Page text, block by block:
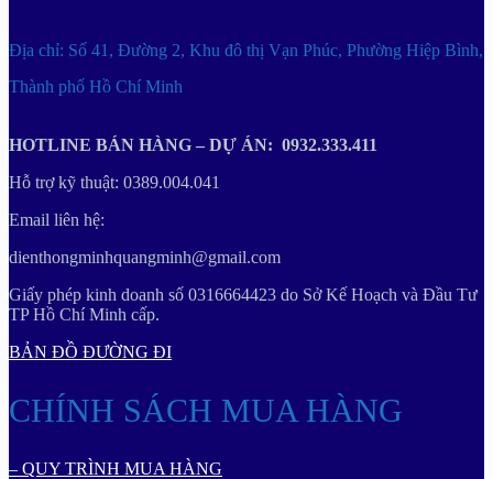
Địa chỉ: Số 41, Đường 2, Khu đô thị Vạn Phúc, Phường Hiệp Bình,
Thành phố Hồ Chí Minh
HOTLINE BÁN HÀNG – DỰ ÁN: 0932.333.411
Hỗ trợ kỹ thuật: 0389.004.041
Email liên hệ:
dienthongminhquangminh@gmail.com
Giấy phép kinh doanh số 0316664423 do Sở Kế Hoạch và Đầu Tư
TP Hồ Chí Minh cấp.
BẢN ĐỒ ĐƯỜNG ĐI
CHÍNH SÁCH MUA HÀNG
– QUY TRÌNH MUA HÀNG